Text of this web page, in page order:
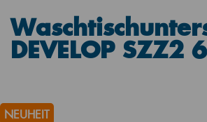
DEVELOP SZZ2
NEUHEIT